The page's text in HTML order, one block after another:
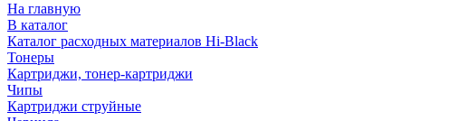
На главную
В каталог
Каталог расходных материалов Hi-Black
Тонеры
Картриджи, тонер-картриджи
Чипы
Картриджи струйные